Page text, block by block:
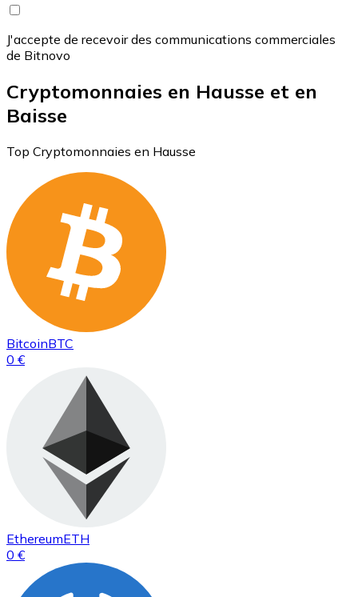
J'accepte de recevoir des communications commerciales
de Bitnovo
Cryptomonnaies en Hausse et en
Baisse
Top Cryptomonnaies en Hausse
BitcoinBTC
0 €
EthereumETH
0 €